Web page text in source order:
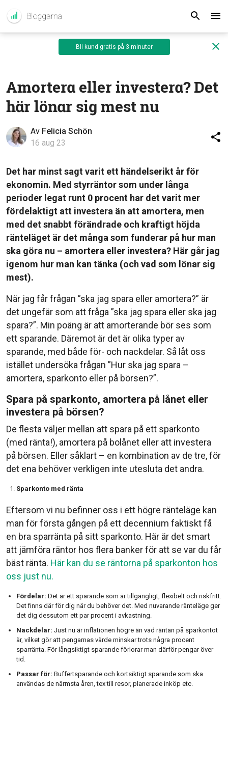
Bli kund gratis på 3 minuter
Amortera eller investera? Det
här lönar sig mest nu
Av Felicia Schön
16 aug 23
Det har minst sagt varit ett händelserikt år för
ekonomin. Med styrräntor som under långa
perioder legat runt 0 procent har det varit mer
fördelaktigt att investera än att amortera, men
med det snabbt förändrade och kraftigt höjda
ränteläget är det många som funderar på hur man
ska göra nu – amortera eller investera? Här går jag
igenom hur man kan tänka (och vad som lönar sig
mest).
När jag får frågan ”ska jag spara eller amortera?” är
det ungefär som att fråga ”ska jag spara eller ska jag
spara?”. Min poäng är att amorterande bör ses som
ett sparande. Däremot är det är olika typer av
sparande, med både för- och nackdelar. Så låt oss
istället undersöka frågan ”Hur ska jag spara –
amortera, sparkonto eller på börsen?”.
Spara på sparkonto, amortera på lånet eller
investera på börsen?
De flesta väljer mellan att spara på ett sparkonto
(med ränta!), amortera på bolånet eller att investera
på börsen. Eller såklart – en kombination av de tre, för
det ena behöver verkligen inte utesluta det andra.
Sparkonto med ränta
Eftersom vi nu befinner oss i ett högre ränteläge kan
man för första gången på ett decennium faktiskt få
en bra sparränta på sitt sparkonto. Här är det smart
att jämföra räntor hos flera banker för att se var du får
bäst ränta. Här kan du se räntorna på sparkonton hos
oss just nu.
Fördelar: Det är ett sparande som är tillgängligt, flexibelt och riskfritt.
Det finns där för dig när du behöver det. Med nuvarande ränteläge ger
det dig dessutom ett par procent i avkastning.
Nackdelar: Just nu är inflationen högre än vad räntan på sparkontot
är, vilket gör att pengarnas värde minskar trots några procent
sparränta. För långsiktigt sparande förlorar man därför pengar över
tid.
Passar för: Buffertsparande och kortsiktigt sparande som ska
användas de närmsta åren, tex till resor, planerade inköp etc.